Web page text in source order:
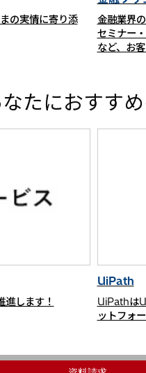
の実情に寄り添
金融業界
セミナー
など、お
たにおすす
します！
UiPath
UiPathは
ットフォ